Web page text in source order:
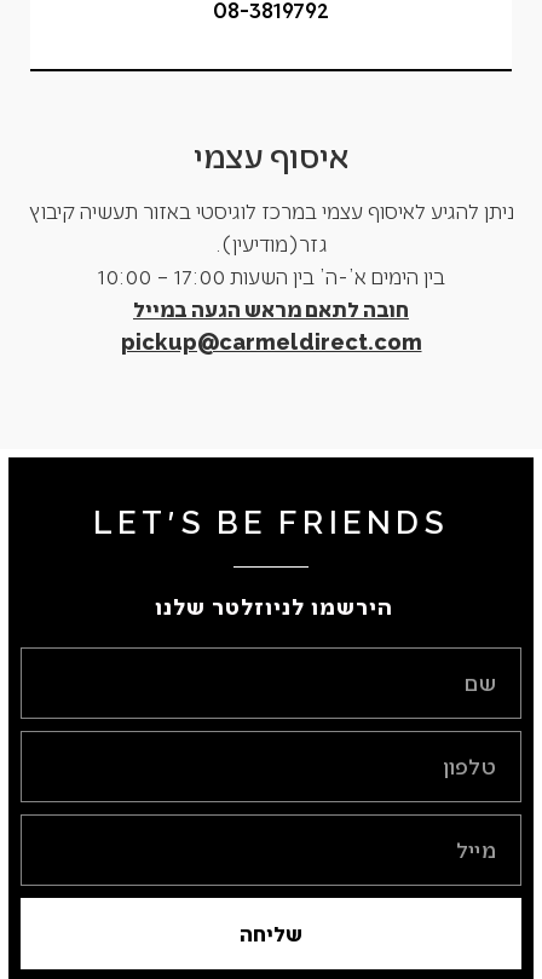
08-3819792
איסוף עצמי
ניתן להגיע לאיסוף עצמי במרכז לוגיסטי באזור תעשיה קיבוץ
גזר(מודיעין).
בין הימים א’-ה’ בין השעות 17:00 – 10:00
חובה לתאם מראש הגעה במייל
pickup@carmeldirect.com
LET'S BE FRIENDS
הירשמו לניוזלטר שלנו ​
שליחה